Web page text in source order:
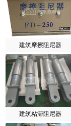
建筑摩擦阻尼器
建筑粘滞阻尼器